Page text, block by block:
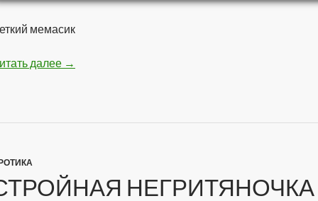
мемасик
далее Мстители — Война бесконечности
→
НЕГРИТЯНОЧКА